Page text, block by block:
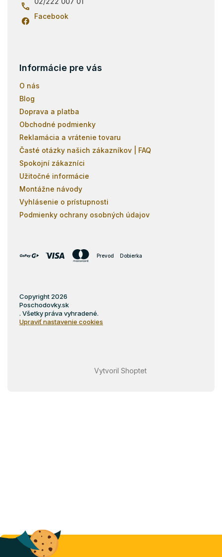
Facebook
Informácie pre vás
O nás
Blog
Doprava a platba
Obchodné podmienky
Reklamácia a vrátenie tovaru
Časté otázky našich zákazníkov | FAQ
Spokojní zákazníci
Užitočné informácie
Montážne návody
Vyhlásenie o prístupnosti
Podmienky ochrany osobných údajov
Prevod Dobierka
Vytvoril Shoptet
Copyright 2026
Poschodovky.sk
. Všetky práva vyhradené.
Upraviť nastavenie cookies